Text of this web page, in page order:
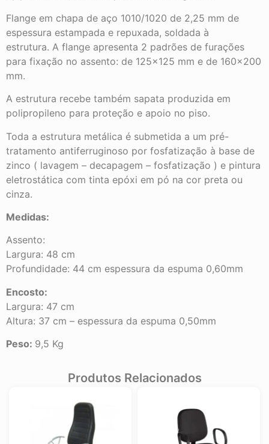
Flange em chapa de aço 1010/1020 de 2,25 mm de
espessura estampada e repuxada, soldada à
estrutura. A flange apresenta 2 padrões de furações
para fixação no assento: de 125×125 mm e de 160×200
mm.
A estrutura recebe também sapata produzida em
polipropileno para proteção e apoio no piso.
Toda a estrutura metálica é submetida a um pré-
tratamento antiferruginoso por fosfatização à base de
zinco ( lavagem – decapagem – fosfatização ) e pintura
eletrostática com tinta epóxi em pó na cor preta ou
cinza.
Medidas:
Assento:
Largura: 48 cm
Profundidade: 44 cm espessura da espuma 0,60mm
Encosto:
Largura: 47 cm
Altura: 37 cm – espessura da espuma 0,50mm
Peso: 9,5 Kg
Produtos Relacionados